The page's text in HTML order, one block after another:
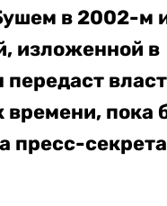
в 2002-м
изложенной в
пока
пресс-